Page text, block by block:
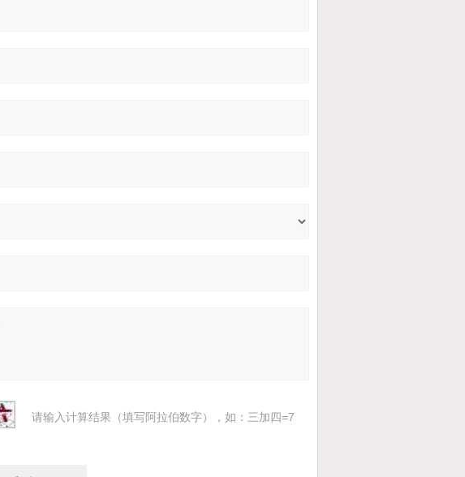
请输入计算结果（填写阿拉伯数字），如：三加四=7